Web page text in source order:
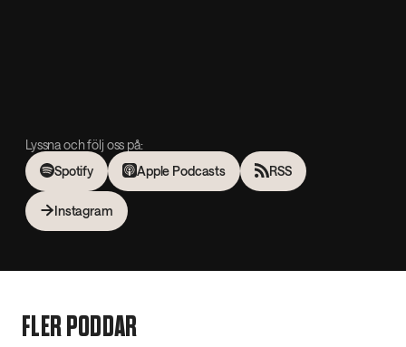
Lyssna och följ oss på:
Spotify
Apple Podcasts RSS
Instagram
FLER PODDAR